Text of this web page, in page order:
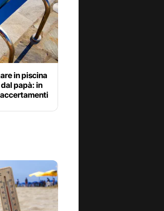
in piscina
papà: in